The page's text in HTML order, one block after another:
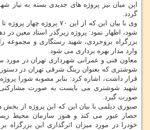
این میان نیز پروژه های جدیدی بسته به نیاز
گردد.
وی با بیان این كه از این ۷۰
شود، اظهار نمود: پروژه زیرگذر استاد معین در
بزرگراه بروجردی، شهید رستگاری و مجموعه
وارد مدار بهره برداری می شود.
معاون فنی و عمرانی شهرداری تهران در مورد
شوشتری كه بعنوان رینگ شرقی تهران در
قرار داشت، اشاره كرد: بنابر مصوبه شورا پروژه
شهید شوشتری می بایست به صورت
صورت گیرد.
صبوری دیلمی با بیان این كه این پروژه از
حصار عبور می كند و هنوز سازمان محیط
خودرا در مورد میزان اثرگذاری این بزرگراه